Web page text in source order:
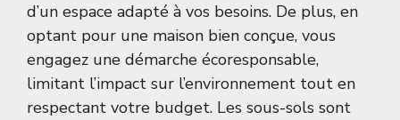
d’un espace adapté à vos besoins. De plus, en
optant pour une maison bien conçue, vous
engagez une démarche écoresponsable,
limitant l’impact sur l’environnement tout en
respectant votre budget. Les sous-sols sont